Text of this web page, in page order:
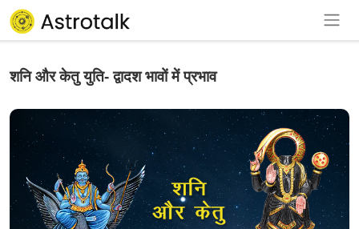
शनि और केतु युति- द्वादश भावों में प्रभाव